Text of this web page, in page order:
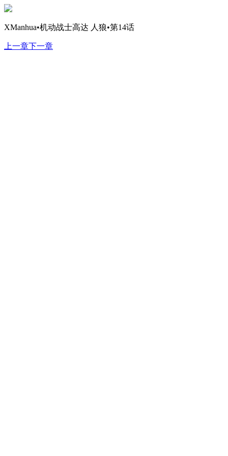
XManhua•机动战士高达 人狼•第14话
上一章下一章